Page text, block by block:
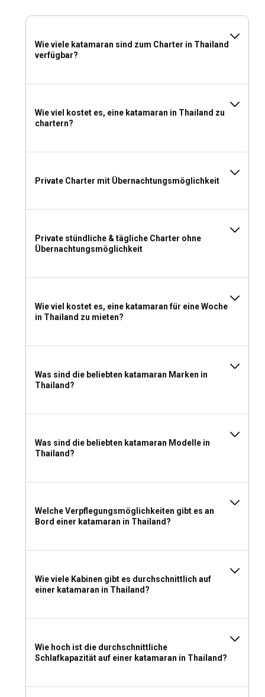
Soll ich in Thailand einen Katamaran mit oder ohne
Skipper mieten?
bietet. Ihre Wahl hängt von Ihrer Segelerfahrung und Ihrem
Selbstvertrauen ab.
Wenn Sie sich für einen Katamaran-Charter mit Besatzung
Wenn Sie sich für einen Bareboat-Charter entscheiden, ist
für die Katamaranmiete in Thailand ohne Skipper ein
gültiges internationales Kompetenzzertifikat oder ein
Thailand einpacken?
Gegenstände und etwas Unterhaltung für ruhige Zeiten an
Bord.
Wie viele katamaran sind zum Charter in Thailand
verfügbar?
Wie viel kostet es, eine katamaran in Thailand zu
chartern?
Private Charter mit Übernachtungsmöglichkeit
Private stündliche & tägliche Charter ohne
Übernachtungsmöglichkeit
Wie viel kostet es, eine katamaran für eine Woche
in Thailand zu mieten?
Was sind die beliebten katamaran Marken in
Thailand?
Was sind die beliebten katamaran Modelle in
Thailand?
Welche Verpflegungsmöglichkeiten gibt es an
Bord einer katamaran in Thailand?
Wie viele Kabinen gibt es durchschnittlich auf
einer katamaran in Thailand?
Wie hoch ist die durchschnittliche
Schlafkapazität auf einer katamaran in Thailand?